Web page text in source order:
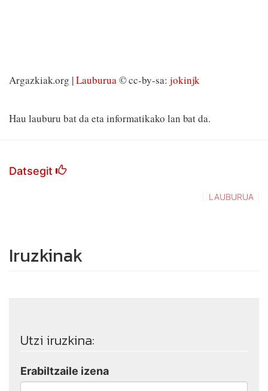
Argazkiak.org |Lauburua© cc-by-sa: jokinjk
Hau lauburu bat da eta informatikako lan bat da.
Datsegit
LAUBURUA
Iruzkinak
Utzi iruzkina:
Erabiltzaile izena